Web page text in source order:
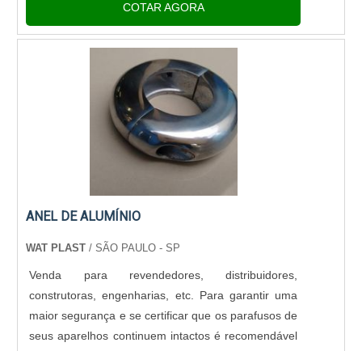
alumínio é colocado sob a parede com m....
COTAR AGORA
ANEL DE ALUMÍNIO
WAT PLAST / SÃO PAULO - SP
Venda para revendedores, distribuidores,
construtoras, engenharias, etc. Para garantir uma
maior segurança e se certificar que os parafusos de
seus aparelhos continuem intactos é recomendável